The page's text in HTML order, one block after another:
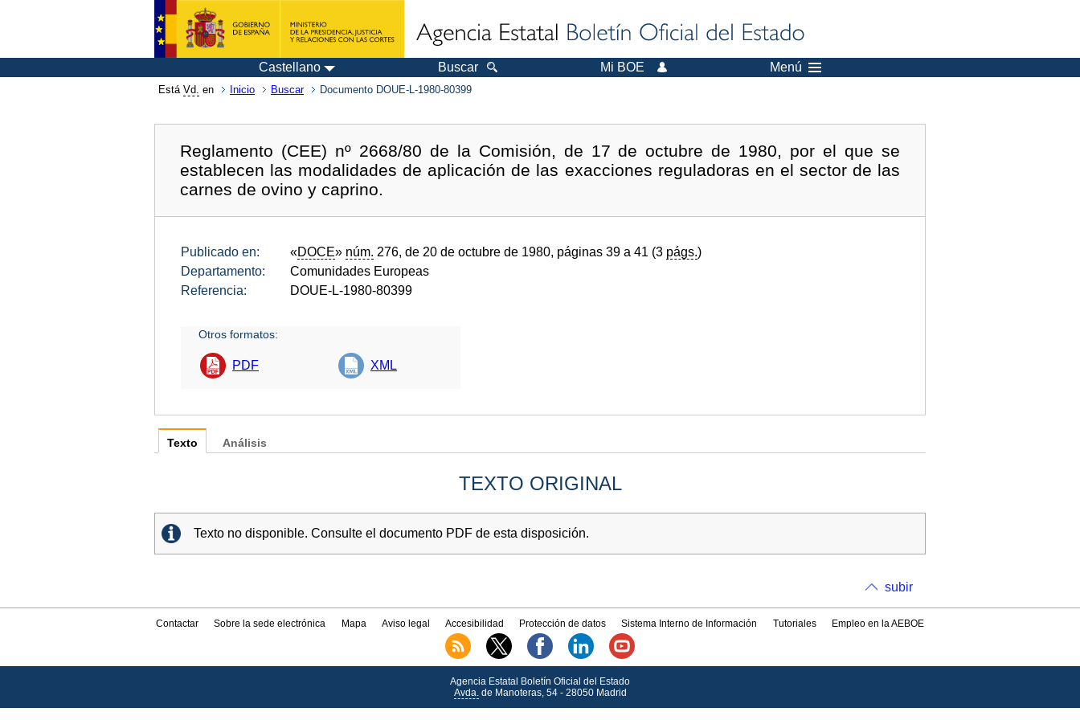
Castellano Buscar Mi BOE Menú
Está Vd. en Inicio Buscar Documento DOUE-L-1980-80399
Reglamento (CEE) nº 2668/80 de la Comisión, de 17 de octubre de 1980, por el que se
establecen las modalidades de aplicación de las exacciones reguladoras en el sector de las
carnes de ovino y caprino.
Publicado en: «DOCE» núm. 276, de 20 de octubre de 1980, páginas 39 a 41 (3 págs.)
Departamento:
Comunidades Europeas
Referencia:
DOUE-L-1980-80399
Otros formatos:
PDF XML
Texto
TEXTO ORIGINAL
Texto no disponible. Consulte el documento PDF de esta disposición.
Análisis
subir
Contactar Sobre la sede electrónica Mapa Aviso legal Accesibilidad Protección de datos Sistema Interno de Información Tutoriales Empleo en la AEBOE
Agencia Estatal Boletín Oficial del Estado
Avda.de Manoteras, 54 - 28050 Madrid